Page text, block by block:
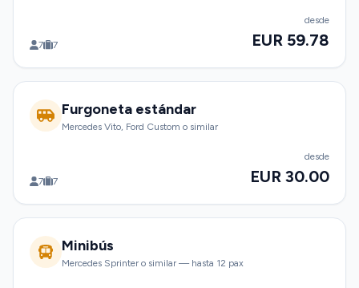
7 7
desde
EUR 59.78
Furgoneta estándar
Mercedes Vito, Ford Custom o similar
7 7
desde
EUR 30.00
Minibús
Mercedes Sprinter o similar — hasta 12 pax